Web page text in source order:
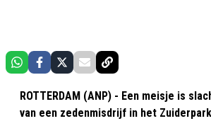
ROTTERDAM (ANP) - Een meisje is
van een zedenmisdrijf in het